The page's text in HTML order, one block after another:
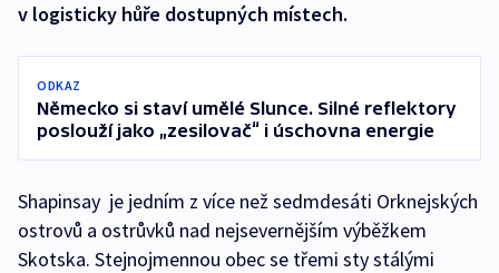
v logisticky hůře dostupných místech.
ODKAZ
Německo si staví umělé Slunce. Silné reflektory
poslouží jako „zesilovač“ i úschovna energie
Shapinsay je jedním z více než sedmdesáti Orknejských
ostrovů a ostrůvků nad nejsevernějším výběžkem
Skotska. Stejnojmennou obec se třemi sty stálými